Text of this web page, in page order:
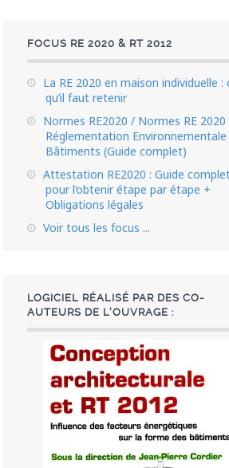
FOCUS RE 2020 & RT 2012
La RE 2020 en maison individuelle :
qu’il faut retenir
Normes RE2020 / Normes RE 2020
Réglementation Environnementale
Bâtiments (Guide complet)
Attestation RE2020 : Guide
pour l’obtenir étape par étape +
Obligations légales
Voir tous les focus ...
LOGICIEL RÉALISÉ PAR DES CO-
AUTEURS DE L'OUVRAGE :